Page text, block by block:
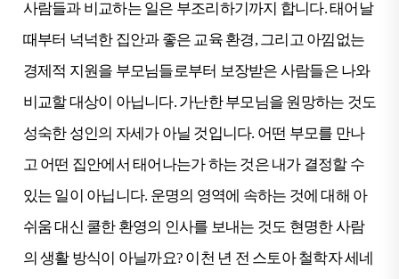
사람들과 비교하는 일은 부조리하기까지 합니다. 태어날
때부터 넉넉한 집안과 좋은 교육 환경, 그리고 아낌없는
경제적 지원을 부모님들로부터 보장받은 사람들은 나와
비교할 대상이 아닙니다. 가난한 부모님을 원망하는 것도
성숙한 성인의 자세가 아닐 것입니다. 어떤 부모를 만나
고 어떤 집안에서 태어나는가 하는 것은 내가 결정할 수
있는 일이 아닙니다. 운명의 영역에 속하는 것에 대해 아
쉬움 대신 쿨한 환영의 인사를 보내는 것도 현명한 사람
의 생활 방식이 아닐까요? 이천 년 전 스토아 철학자 세네